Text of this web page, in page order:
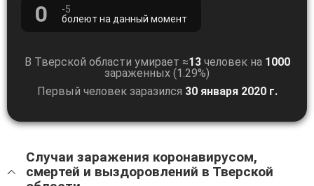
0
-5
болеют на данный момент
В Тверской области умирает ≈13человек на 1000
зараженных (1.29%)
Первый человек заразился 30 января 2020 г.
Случаи заражения коронавирусом,
смертей и выздоровлений в Тверской